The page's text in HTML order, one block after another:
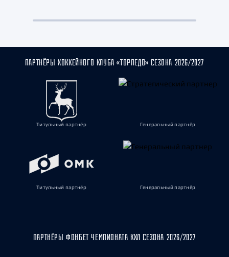
ПАРТНЁРЫ ХОККЕЙНОГО КЛУБА «ТОРПЕДО» СЕЗОНА 2026/2027
Титульный партнёр Генеральный партнёр
Титульный партнёр Генеральный партнёр
ПАРТНЁРЫ ФОНБЕТ ЧЕМПИОНАТА КХЛ СЕЗОНА 2026/2027